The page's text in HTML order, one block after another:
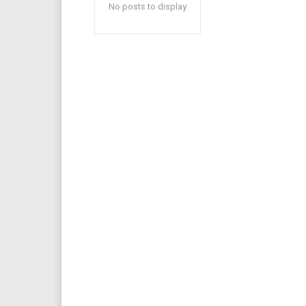
No posts to display